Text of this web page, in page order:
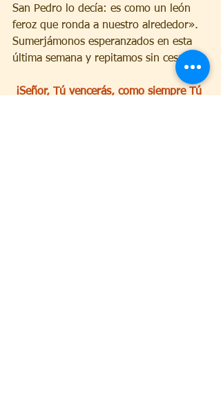
San Pedro lo decía: es como un león
feroz que ronda a nuestro alrededor».
Sumerjámonos esperanzados en esta
última semana y repitamos sin cesar:
¡Señor, Tú vencerás, como siempre Tú